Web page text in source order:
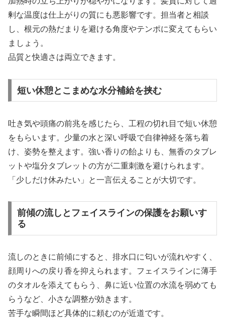
剰な温度は仕上がりの質にも悪影響です。担当者と相談
し、根元の熱だまりを避ける角度やテンポに変えてもらい
ましょう。
品質と快適さは両立できます。
短い休憩とこまめな水分補給を挟む
吐き気や頭痛の前兆を感じたら、工程の切れ目で短い休憩
をもらいます。少量の水と深い呼吸で自律神経を落ち着
け、姿勢を整えます。強い香りの飴よりも、無香のタブレ
ットや塩分タブレットの方が二重刺激を避けられます。
「少しだけ休みたい」と一言伝えることが大切です。
前傾の流しとフェイスラインの保護をお願いす
る
流しのときに前傾にすると、排水口に匂いが流れやすく、
顔周りへの戻り香を抑えられます。フェイスラインに薄手
のタオルを添えてもらう、鼻に近い位置の水流を弱めても
らうなど、小さな調整が効きます。
苦手な瞬間ほど具体的に頼むのが近道です。